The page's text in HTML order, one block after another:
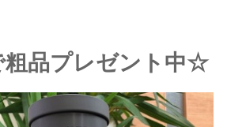
品プレゼント中☆